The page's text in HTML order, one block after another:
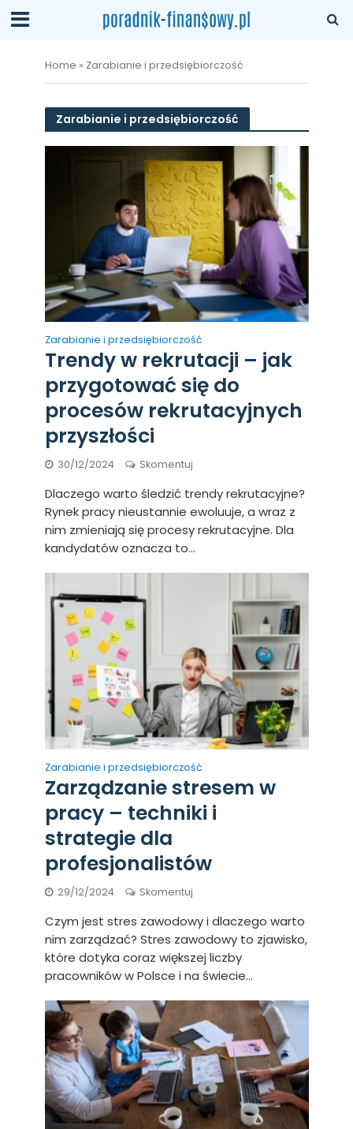
Home » Zarabianie i przedsiębiorczość
Zarabianie i przedsiębiorczość
Zarabianie i przedsiębiorczość
Trendy w rekrutacji – jak
przygotować się do
procesów rekrutacyjnych
przyszłości
30/12/2024 Skomentuj
Dlaczego warto śledzić trendy rekrutacyjne?
Rynek pracy nieustannie ewoluuje, a wraz z
nim zmieniają się procesy rekrutacyjne. Dla
kandydatów oznacza to...
Zarabianie i przedsiębiorczość
Zarządzanie stresem w
pracy – techniki i
strategie dla
profesjonalistów
29/12/2024 Skomentuj
Czym jest stres zawodowy i dlaczego warto
nim zarządzać? Stres zawodowy to zjawisko,
które dotyka coraz większej liczby
pracowników w Polsce i na świecie...